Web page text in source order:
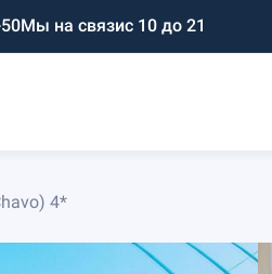
Мы на связис 10 до 21
4*